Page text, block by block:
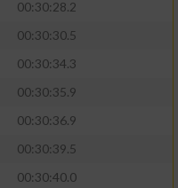
00:30:28.2
00:30:30.5
00:30:34.3
00:30:35.9
00:30:36.9
00:30:39.5
00:30:40.0